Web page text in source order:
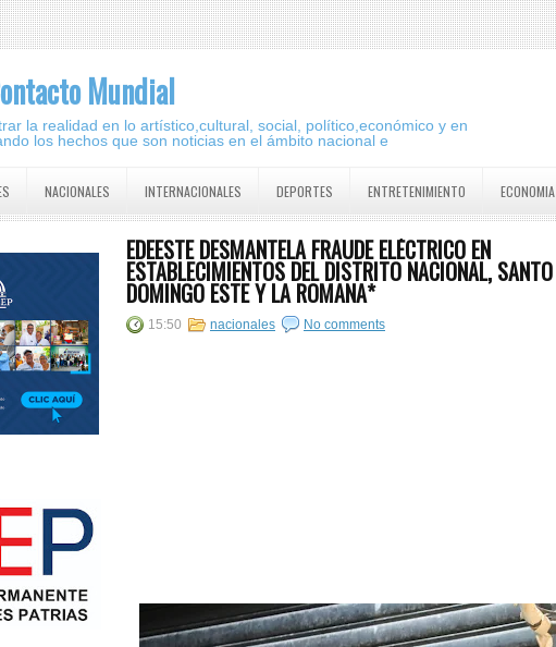
Mundial
la realidad en lo artístico,cultural, social, político,económico y en
los hechos que son noticias en el ámbito nacional e
NACIONALES INTERNACIONALES DEPORTES ENTRETENIMIENTO ECONOMIA
EDEESTE DESMANTELA FRAUDE ELÉCTRICO EN
ESTABLECIMIENTOS DEL DISTRITO NACIONAL, SANTO
DOMINGO ESTE Y LA ROMANA*
15:50 nacionales No comments